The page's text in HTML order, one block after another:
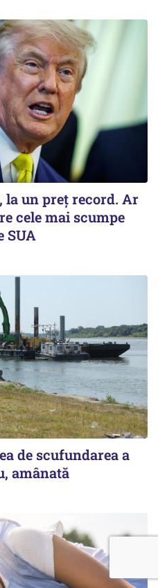
la un preț record. Ar
cele mai scumpe
SUA
de scufundarea a
amânată